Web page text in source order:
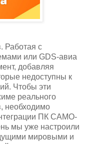
Работая с
или GDS-авиа
добавляя
недоступны к
Чтобы эти
реального
необходимо
ПК САМО-
мы уже настроили
мировыми и